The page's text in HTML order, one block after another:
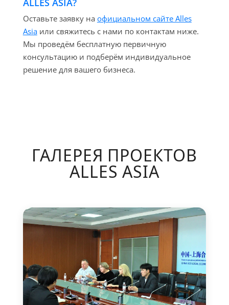
ALLES ASIA?
Оставьте заявку на официальном сайте Alles
Asiaили свяжитесь с нами по контактам ниже.
Мы проведём бесплатную первичную
консультацию и подберём индивидуальное
решение для вашего бизнеса.
ГАЛЕРЕЯ ПРОЕКТОВ
ALLES ASIA